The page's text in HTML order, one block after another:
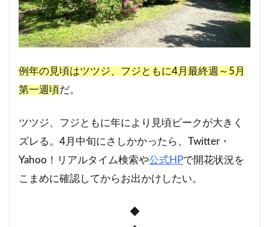
例年の見頃はツツジ、フジともに4月最終週～5月
第一週頃だ。
ツツジ、フジともに年により見頃ピークが大きく
ズレる。4月中旬にさしかかったら、Twitter・
Yahoo！リアルタイム検索や公式HPで開花状況を
こまめに確認してからお出かけしたい。
◆